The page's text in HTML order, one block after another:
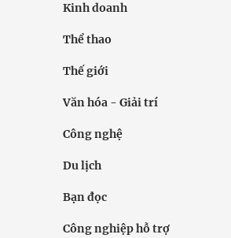
Kinh doanh
Thể thao
Thế giới
Văn hóa - Giải trí
Công nghệ
Du lịch
Bạn đọc
Công nghiệp hỗ trợ